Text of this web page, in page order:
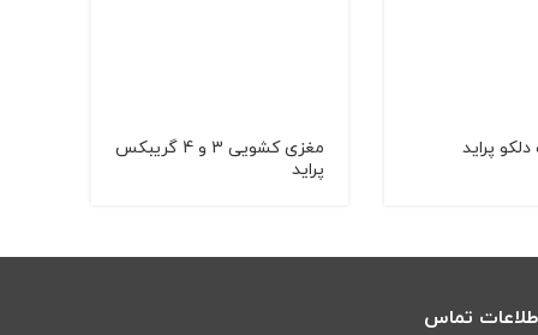
پراید
مغزی کشویی 3 و 4 گریبکس
پراید
تماس